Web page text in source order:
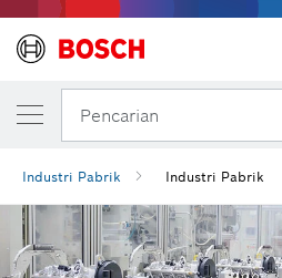
Pencarian
Industri Pabrik Industri Pabrik